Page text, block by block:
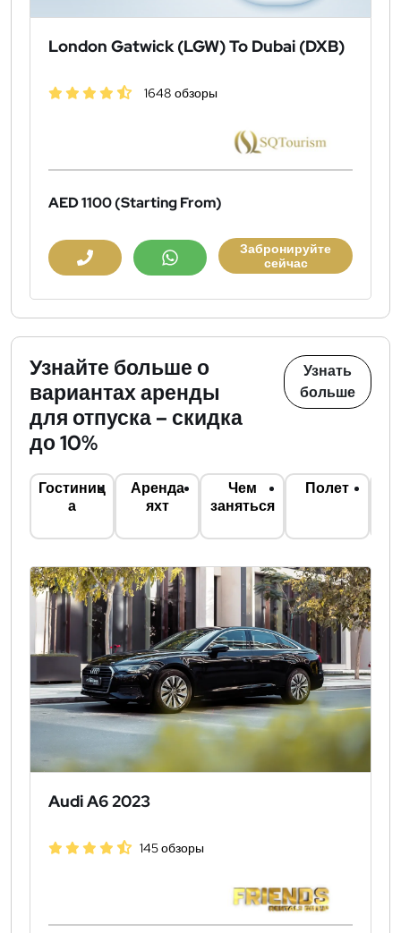
London Gatwick (LGW) To Dubai (DXB)
1648 обзоры
AED 1100(Starting From)
Забронируйте
сейчас
Узнайте больше о
вариантах аренды
для отпуска – скидка
до 10%
Узнать
больше
Гостиниц
а
Аренда
яхт
Чем
заняться
Полет
Audi A6 2023
145 обзоры